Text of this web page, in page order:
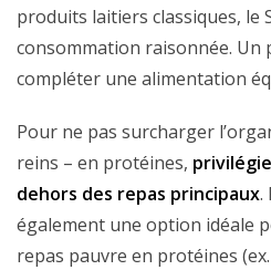
produits laitiers classiques, le
consommation raisonnée.
compléter une alimentation
Pour ne pas surcharger
reins – en protéines,
dehors des repas principaux.
également une option idéale
repas pauvre en protéines